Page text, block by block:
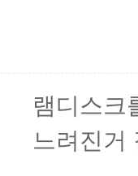
램디스크
느려진거